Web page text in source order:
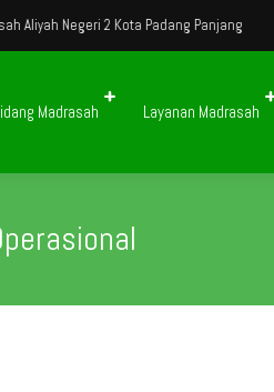
Negeri 2 Kota Padang Panjang
Madrasah Layanan Madrasah